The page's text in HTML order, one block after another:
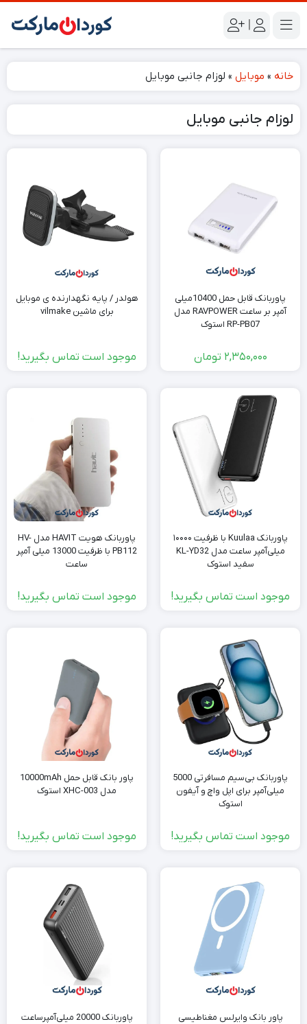
|
خانه » موبایل » لوزام جانبی موبایل
لوزام جانبی موبایل
پاوربانک قابل حمل 10400میلی
آمپر بر ساعت RAVPOWER مدل
RP-PB07 استوک
2,350,000 تومان
هولدر / پایه نگهدارنده ی موبایل
برای ماشین vilmake
موجود است تماس بگیرید!
پاوربانک Kuulaa با ظرفیت ۱۰۰۰۰
میلی‌آمپر ساعت مدل KL-YD32
سفید استوک
موجود است تماس بگیرید!
پاوربانک هویت HAVIT مدل HV-
PB112 با ظرفیت 13000 میلی آمپر
ساعت
موجود است تماس بگیرید!
پاوربانک بی‌سیم مسافرتی 5000
میلی‌آمپر برای اپل واچ و آیفون
استوک
موجود است تماس بگیرید!
پاور بانک قابل حمل 10000mAh
مدل XHC-003 استوک
موجود است تماس بگیرید!
پاور بانک وایرلس مغناطیسی
پاوربانک 20000 میلی‌آمپرساعت